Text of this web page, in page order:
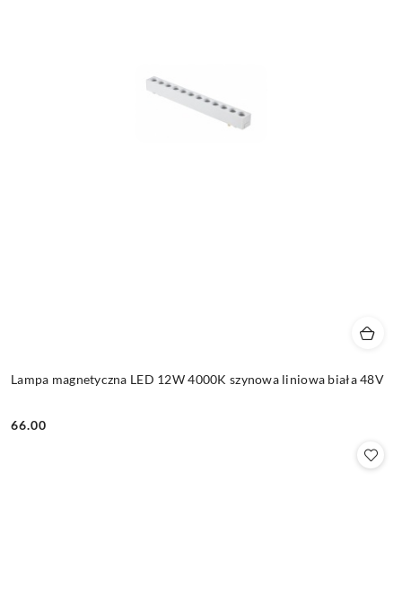
Lampa magnetyczna LED 12W 4000K szynowa liniowa biała 48V
Cena:
66.00